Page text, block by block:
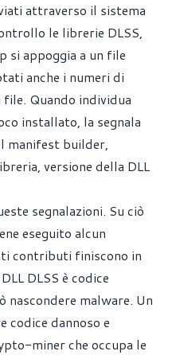
attraverso il sistema
le librerie DLSS,
si appoggia a un file
anche i numeri di
file. Quando individua
installato, la segnala
manifest builder,
versione della DLL
segnalazioni. Su ciò
eseguito alcun
contributi finiscono in
DLSS è codice
nascondere malware. Un
codice dannoso e
miner che occupa le